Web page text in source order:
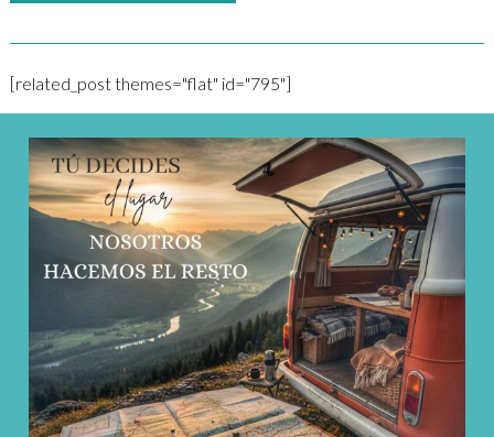
[related_post themes="flat" id="795"]